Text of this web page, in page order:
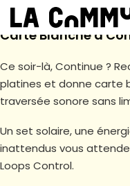
Carte Blanche à
Ce soir-là, Continue ?
platines et donne carte
traversée sonore sans
Un set solaire, une
inattendus vous
Loops Control.